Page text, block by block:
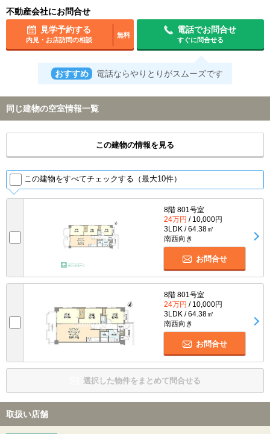
不動産会社にお問合せ
見学予約する
内見・お店訪問の相談
無料
電話でお問合せ
すぐに問合せる
おすすめ 電話ならやりとりがスムーズです
同じ建物の空室情報一覧
この建物の情報を見る
この建物をすべてチェックする（最大10件）
8階 801号室
24万円 / 10,000円
3LDK / 64.38㎡
南西向き
お問合せ
8階 801号室
24万円 / 10,000円
3LDK / 64.38㎡
南西向き
お問合せ
選択した物件をまとめて問合せる
取扱い店舗